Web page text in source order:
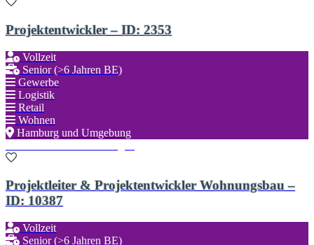
Projektentwickler – ID: 2353
Vollzeit
Senior (>6 Jahren BE)
Gewerbe
Logistik
Retail
Wohnen
Hamburg und Umgebung
Projektleiter & Projektentwickler Wohnungsbau –
ID: 10387
Vollzeit
Senior (>6 Jahren BE)